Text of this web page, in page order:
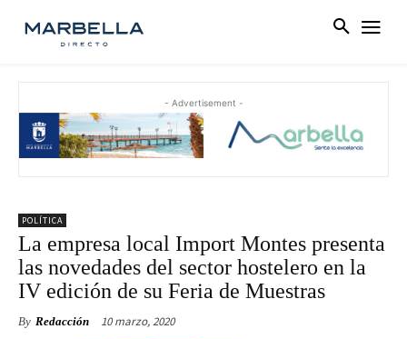
- Advertisement -
POLÍTICA
La empresa local Import Montes presenta
las novedades del sector hostelero en la
IV edición de su Feria de Muestras
By Redacción 10 marzo, 2020